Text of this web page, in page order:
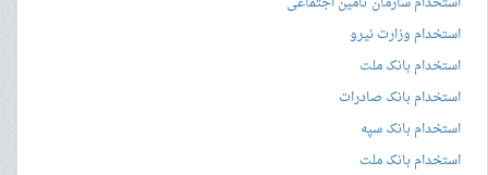
استخدام وزارت نیرو
استخدام بانک ملت
استخدام بانک صادرات
استخدام بانک سپه
استخدام بانک ملت